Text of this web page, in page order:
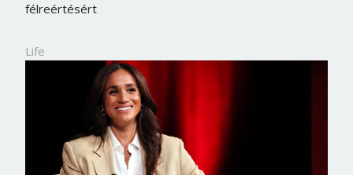
félreértésért
Life